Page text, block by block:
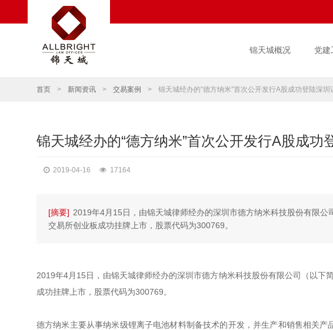
锦天城概况 党建
首页 > 新闻资讯 > 交易案例 > 锦天城经办的“德方纳米”首次公开发行A股成功登陆深圳
锦天城经办的“德方纳米”首次公开发行A股成功
2019-04-16 17164
[摘要] 2019年4月15日，由锦天城律师经办的深圳市德方纳米科技股份有限公
交易所创业板成功挂牌上市，股票代码为300769。
2019年4月15日，由锦天城律师经办的深圳市德方纳米科技股份有限公司（以下
成功挂牌上市，股票代码为300769。
德方纳米主要从事纳米级锂离子电池材料制备技术的开发，并生产和销售相关